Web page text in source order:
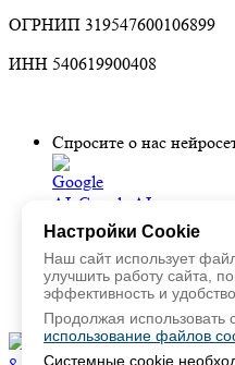
ОГРНИП 319547600106899
ИНН 540619900408
Спросите о нас
Google AI
Perplexity
Deepseek
Настройки Cookie
Наш сайт использует
улучшить работу сайта,
эффективность и удобство.
Продолжая использовать
использование файлов
Системные cookie